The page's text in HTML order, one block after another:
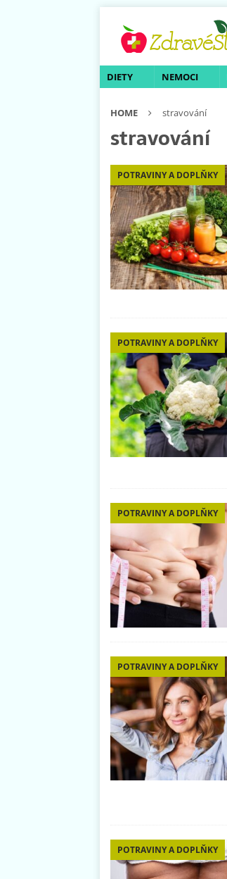
DIETY NEMOCI
HOME stravování
stravování
POTRAVINY A DOPLŇKY
POTRAVINY A DOPLŇKY
POTRAVINY A DOPLŇKY
POTRAVINY A DOPLŇKY
POTRAVINY A DOPLŇKY